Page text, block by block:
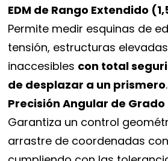
EDM de Rango Extendido
Permite medir esquinas de
tensión, estructuras
inaccesibles con total
de desplazar a un prismero.
Precisión Angular de
Garantiza un control
arrastre de coordenadas